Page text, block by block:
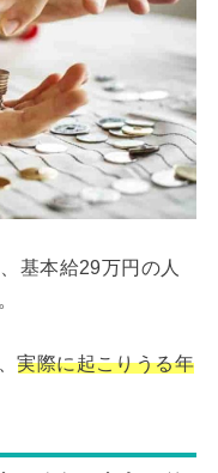
基本給29万円の人
実際に起こりうる年